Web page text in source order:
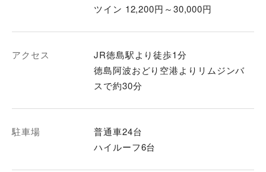
ツイン 12,200円～30,000円
アクセス
JR徳島駅より徒歩1分
徳島阿波おどり空港よりリムジンバ
スで約30分
駐車場
普通車24台
ハイルーフ6台